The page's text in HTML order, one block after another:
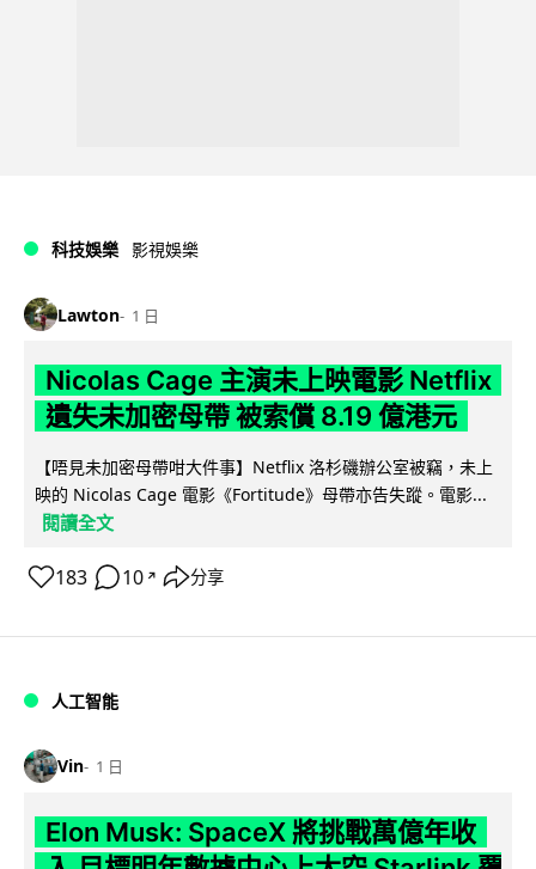
科技娛樂 影視娛樂
Lawton 1 日
Nicolas Cage 主演未上映電影 Netflix
遺失未加密母帶 被索償 8.19 億港元
【唔見未加密母帶咁大件事】Netflix 洛杉磯辦公室被竊，未上
映的 Nicolas Cage 電影《Fortitude》母帶亦告失蹤。電影...
閱讀全文
183 10 ↗ 分享
人工智能
Vin 1 日
Elon Musk: SpaceX 將挑戰萬億年收